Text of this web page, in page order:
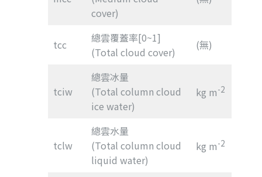
cover)
tcc
總雲覆蓋率[0~1]
(Total cloud cover)
(無)
tciw
總雲冰量
(Total column cloud
ice water)
kg m-2
tclw
總雲水量
(Total column cloud
liquid water)
kg m-2